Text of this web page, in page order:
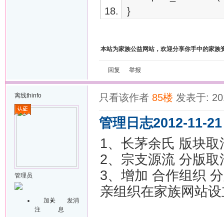
}
本站为家族公益网站，欢迎分享你手中的家
回复 举报
离线thinfo
管理员
加关
注
发消
息
只看该作者 85楼 发表于:
管理日志2012-11-21
1、长茅余氏 版块
2、宗支源流 分版
3、增加 合作组织
亲组织在家族网站